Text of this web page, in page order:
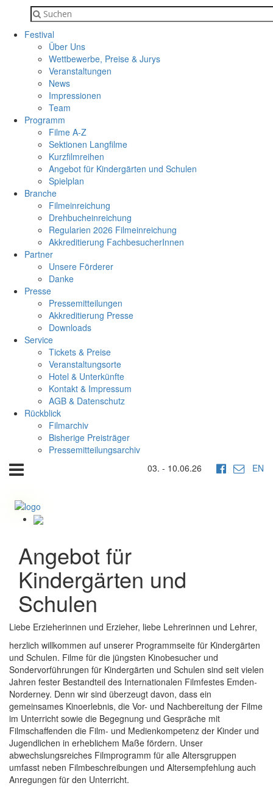
Festival
Über Uns
Wettbewerbe, Preise & Jurys
Veranstaltungen
News
Impressionen
Team
Programm
Filme A-Z
Sektionen Langfilme
Kurzfilmreihen
Angebot für Kindergärten und Schulen
Spielplan
Branche
Filmeinreichung
Drehbucheinreichung
Regularien 2026 Filmeinreichung
Akkreditierung FachbesucherInnen
Partner
Unsere Förderer
Danke
Presse
Pressemitteilungen
Akkreditierung Presse
Downloads
Service
Tickets & Preise
Veranstaltungsorte
Hotel & Unterkünfte
Kontakt & Impressum
AGB & Datenschutz
Rückblick
Filmarchiv
Bisherige Preisträger
Pressemitteilungsarchiv
03. - 10.06.26
EN
Angebot für
Kindergärten und
Schulen
Liebe Erzieherinnen und Erzieher, liebe Lehrerinnen und Lehrer,
herzlich willkommen auf unserer Programmseite für Kindergärten
und Schulen. Filme für die jüngsten Kinobesucher und
Sondervorführungen für Kindergärten und Schulen sind seit vielen
Jahren fester Bestandteil des Internationalen Filmfestes Emden-
Norderney. Denn wir sind überzeugt davon, dass ein
gemeinsames Kinoerlebnis, die Vor- und Nachbereitung der Filme
im Unterricht sowie die Begegnung und Gespräche mit
Filmschaffenden die Film- und Medienkompetenz der Kinder und
Jugendlichen in erheblichem Maße fördern. Unser
abwechslungsreiches Filmprogramm für alle Altersgruppen
umfasst neben Filmbeschreibungen und Altersempfehlung auch
Anregungen für den Unterricht.